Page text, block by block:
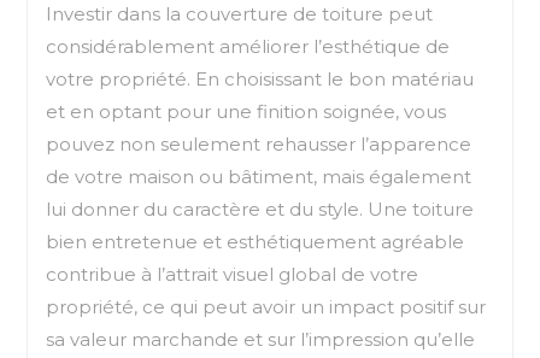
Investir dans la couverture de toiture peut
considérablement améliorer l’esthétique de
votre propriété. En choisissant le bon matériau
et en optant pour une finition soignée, vous
pouvez non seulement rehausser l’apparence
de votre maison ou bâtiment, mais également
lui donner du caractère et du style. Une toiture
bien entretenue et esthétiquement agréable
contribue à l’attrait visuel global de votre
propriété, ce qui peut avoir un impact positif sur
sa valeur marchande et sur l’impression qu’elle